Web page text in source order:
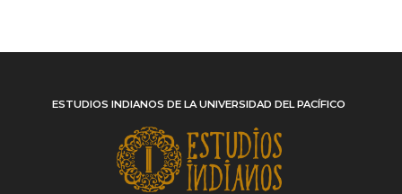
ESTUDIOS INDIANOS DE LA UNIVERSIDAD DEL PACÍFICO